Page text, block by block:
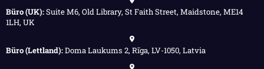
Büro (UK):Suite M6, Old Library, St Faith Street, Maidstone, ME14
1LH, UK
Büro (Lettland):Doma Laukums 2, Rīga, LV-1050, Latvia